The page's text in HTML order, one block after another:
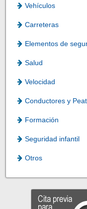
Vehículos
Carreteras
Elementos de
Salud
Velocidad
Conductores y
Formación
Seguridad infantil
Otros